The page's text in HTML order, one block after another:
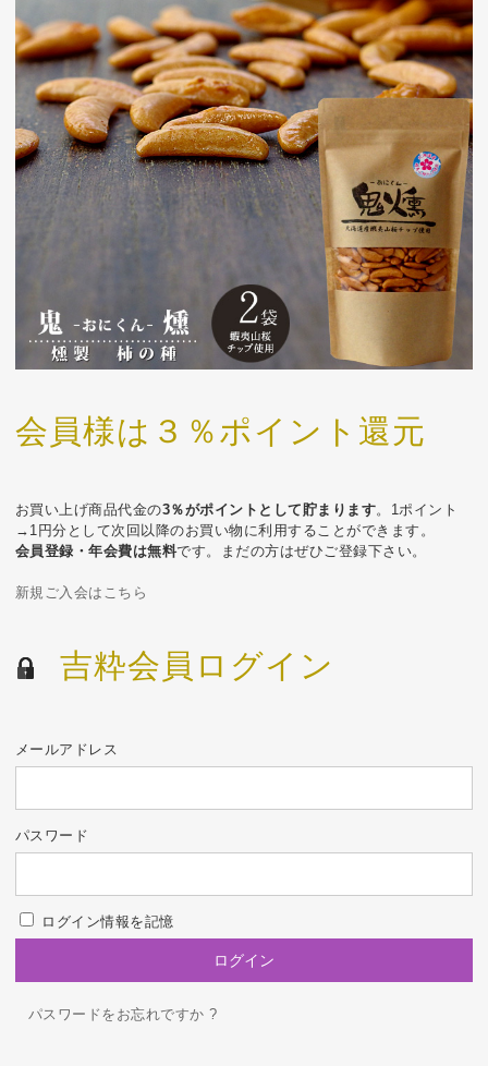
会員様は３％ポイント還元
お買い上げ商品代金の3％がポイントとして貯まります。1ポイント
→1円分として次回以降のお買い物に利用することができます。
会員登録・年会費は無料です。まだの方はぜひご登録下さい。
新規ご入会はこちら
吉粋会員ログイン
メールアドレス
パスワード
ログイン情報を記憶
パスワードをお忘れですか ?